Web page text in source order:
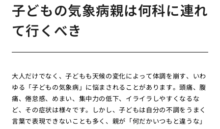
子どもの気象病親は何科に連れ
て行くべき
大人だけでなく、子どもも天候の変化によって体調を崩す、いわ
ゆる「子どもの気象病」に悩まされることがあります。頭痛、腹
痛、倦怠感、めまい、集中力の低下、イライラしやすくなるな
ど、その症状は様々です。しかし、子どもは自分の不調をうまく
言葉で表現できないことも多く、親が「何だかいつもと違うな」